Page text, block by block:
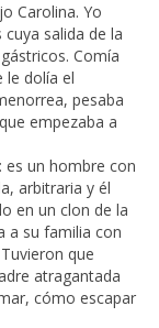
Carolina. Yo
salida de la
Comía
le dolía el
pesaba
empezaba a
es un hombre con
arbitraria y él
en un clon de la
a su familia con
que
atragantada
cómo escapar